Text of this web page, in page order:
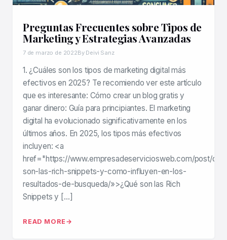
Preguntas Frecuentes sobre Tipos de
Marketing y Estrategias Avanzadas
7 de marzo de 2022By Deivi Sanz
1. ¿Cuáles son los tipos de marketing digital más
efectivos en 2025? Te recomiendo ver este artículo
que es interesante: Cómo crear un blog gratis y
ganar dinero: Guía para principiantes. El marketing
digital ha evolucionado significativamente en los
últimos años. En 2025, los tipos más efectivos
incluyen: <a
href="https://www.empresadeserviciosweb.com/post/
son-las-rich-snippets-y-como-influyen-en-los-
resultados-de-busqueda/»>¿Qué son las Rich
Snippets y […]
READ MORE